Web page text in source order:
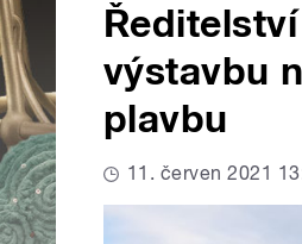
výstavbu
plavbu
11. červen 2021